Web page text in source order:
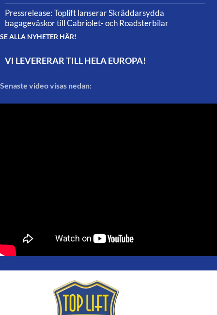
Pressrelease: Toplift lanserar Skräddarsydda
bagageväskor till Cabriolet- och Roadsterbilar
SE ALLA NYHETER HÄR!
VI LEVERERAR TILL HELA EUROPA!
Senaste video visas nedan: